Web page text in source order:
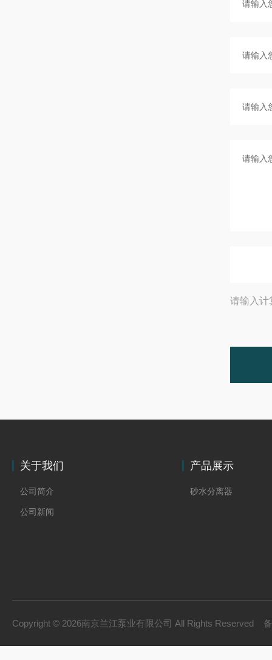
请输入计
关于我们
公司简介
公司新闻
产品展示
砂水分离器
Copyright © 2026南京兰江泵业有限公司 All Rights Reserved